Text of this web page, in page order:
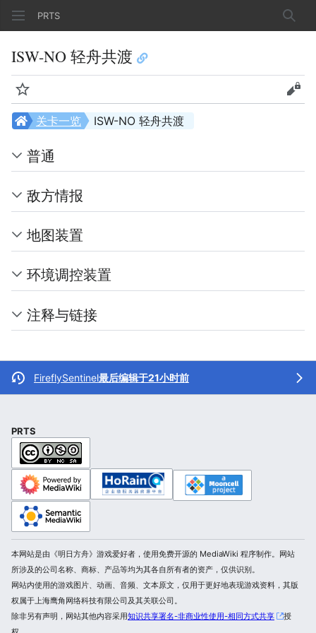
PRTS 搜索
ISW-NO 轻舟共渡
监视 查看
ISW-NO 轻舟共渡
关卡一览
普通
敌方情报
地图装置
环境调控装置
注释与链接
FireflySentinel最后编辑于21小时前
PRTS
本网站是由《明日方舟》游戏爱好者，使用免费开源的 MediaWiki 程序制作。网站
所涉及的公司名称、商标、产品等均为其各自所有者的资产，仅供识别。
网站内使用的游戏图片、动画、音频、文本原文，仅用于更好地表现游戏资料，其版
权属于上海鹰角网络科技有限公司及其关联公司。
除非另有声明，网站其他内容采用知识共享署名-非商业性使用-相同方式共享
授